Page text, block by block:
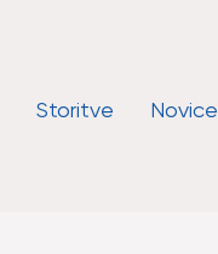
Storitve Novice